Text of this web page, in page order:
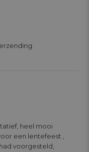
een lentefeest ,
voorgesteld,